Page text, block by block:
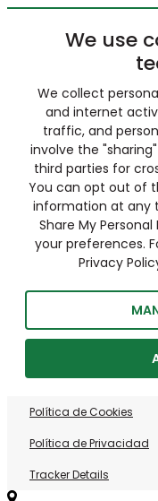
We use
We collect
and internet
traffic, and
involve the
third parties for
You can opt out of
information at any
Share My
your preferences.
Privacy
Política de Cookies
Política de Privacidad
Tracker Details